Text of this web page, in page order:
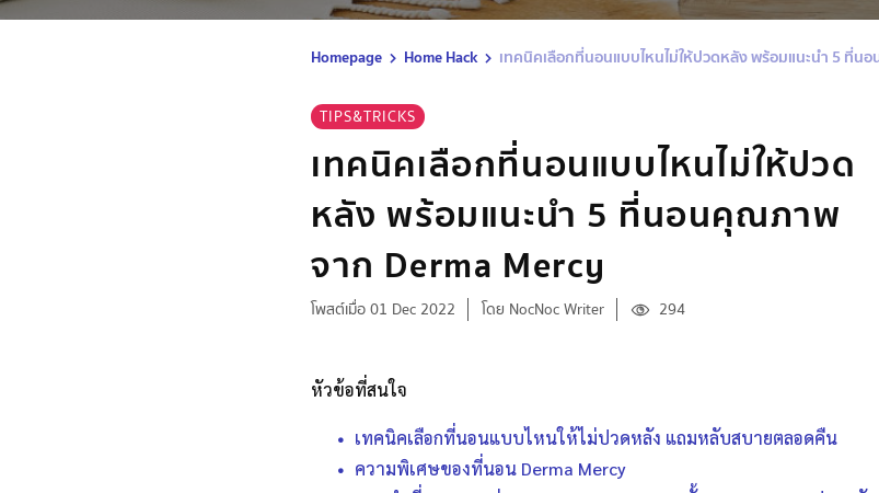
Homepage Home Hack เทคนิคเลือกที่นอนแบบไหนไม่ให้ปวดหลัง พร้อมแนะนำ 5 ที่นอ
TIPS&TRICKS
เทคนิคเลือกที่นอนแบบไหนไม่ให้ปวด
หลัง พร้อมแนะนำ 5 ที่นอนคุณภาพ
จาก Derma Mercy
โพสต์เมื่อ 01 Dec 2022 โดย NocNoc Writer 294
หัวข้อที่สนใจ
เทคนิคเลือกที่นอนแบบไหนให้ไม่ปวดหลัง แถมหลับสบายตลอดคืน
ความพิเศษของที่นอน Derma Mercy